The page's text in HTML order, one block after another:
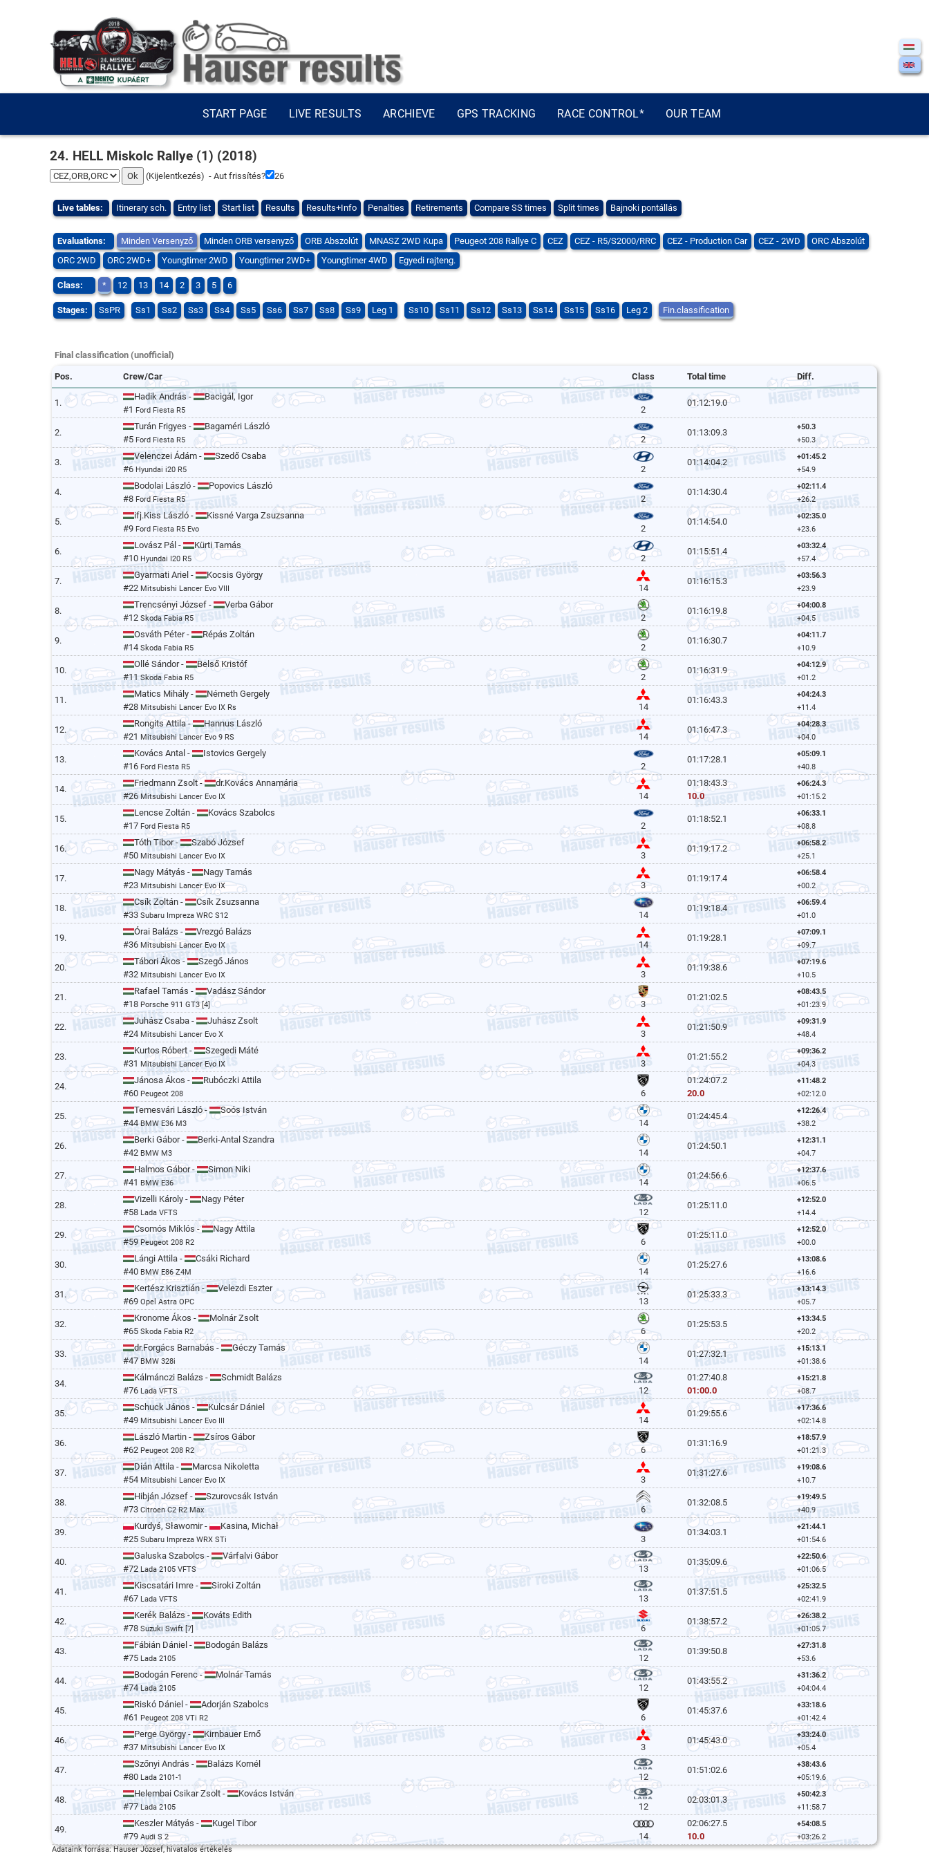
START PAGE LIVE RESULTS ARCHIEVE GPS TRACKING RACE CONTROL* OUR TEAM
24. HELL Miskolc Rallye (1) (2018)
(Kijelentkezés) - Aut frissítés? 25
Live tables: Itinerary sch. Entry list Start list Results Results+Info Penalties Retirements Compare SS times Split times Bajnoki pontállás
Evaluations: Minden Versenyző Minden ORB versenyző ORB Abszolút MNASZ 2WD Kupa Peugeot 208 Rallye C CEZ CEZ - R5/S2000/RRC CEZ - Production Car CEZ - 2WD
ORC Abszolút
ORC 2WD
ORC 2WD+ Youngtimer 2WD Youngtimer 2WD+ Youngtimer 4WD Egyedi rajteng.
Class: * 12 13 14 2 3 5 6
Stages: SsPR Ss1 Ss2 Ss3 Ss4 Ss5 Ss6 Ss7 Ss8 Ss9 Leg 1 Ss10 Ss11 Ss12 Ss13 Ss14 Ss15 Ss16 Leg 2 Fin.classification
Final classification (unofficial)
Pos. Crew/Car Class Total time Diff.
1.
Hadik András -
Bacigál, Igor
#1 Ford Fiesta R5 2
01:12:19.0
2.
Turán Frigyes -
Bagaméri László
#5 Ford Fiesta R5 2
01:13:09.3
+50.3
+50.3
3.
Velenczei Ádám -
Szedő Csaba
#6 Hyundai i20 R5 2
01:14:04.2
+01:45.2
+54.9
4.
Bodolai László -
Popovics László
#8 Ford Fiesta R5 2
01:14:30.4
+02:11.4
+26.2
5.
ifj.Kiss László -
Kissné Varga Zsuzsanna
#9 Ford Fiesta R5 Evo 2
01:14:54.0
+02:35.0
+23.6
6.
Lovász Pál -
Kürti Tamás
#10 Hyundai I20 R5 2
01:15:51.4
+03:32.4
+57.4
7.
Gyarmati Ariel -
Kocsis György
#22 Mitsubishi Lancer Evo VIII 14
01:16:15.3
+03:56.3
+23.9
8.
Trencsényi József -
Verba Gábor
#12 Skoda Fabia R5 2
01:16:19.8
+04:00.8
+04.5
9.
Osváth Péter -
Répás Zoltán
#14 Skoda Fabia R5 2
01:16:30.7
+04:11.7
+10.9
10.
Ollé Sándor -
Belső Kristóf
#11 Skoda Fabia R5 2
01:16:31.9
+04:12.9
+01.2
11.
Matics Mihály -
Németh Gergely
#28 Mitsubishi Lancer Evo IX Rs 14
01:16:43.3
+04:24.3
+11.4
12.
Rongits Attila -
Hannus László
#21 Mitsubishi Lancer Evo 9 RS 14
01:16:47.3
+04:28.3
+04.0
13.
Kovács Antal -
Istovics Gergely
#16 Ford Fiesta R5 2
01:17:28.1
+05:09.1
+40.8
14.
Friedmann Zsolt -
dr.Kovács Annamária
#26 Mitsubishi Lancer Evo IX 14
01:18:43.3
10.0
+06:24.3
+01:15.2
15.
Lencse Zoltán -
Kovács Szabolcs
#17 Ford Fiesta R5 2
01:18:52.1
+06:33.1
+08.8
16.
Tóth Tibor -
Szabó József
#50 Mitsubishi Lancer Evo IX 3
01:19:17.2
+06:58.2
+25.1
17.
Nagy Mátyás -
Nagy Tamás
#23 Mitsubishi Lancer Evo IX 3
01:19:17.4
+06:58.4
+00.2
18.
Csík Zoltán -
Csík Zsuzsanna
#33 Subaru Impreza WRC S12 14
01:19:18.4
+06:59.4
+01.0
19.
Órai Balázs -
Vrezgó Balázs
#36 Mitsubishi Lancer Evo IX 14
01:19:28.1
+07:09.1
+09.7
20.
Tábori Ákos -
Szegő János
#32 Mitsubishi Lancer Evo IX 3
01:19:38.6
+07:19.6
+10.5
21.
Rafael Tamás -
Vadász Sándor
#18 Porsche 911 GT3 [4] 3
01:21:02.5
+08:43.5
+01:23.9
22.
Juhász Csaba -
Juhász Zsolt
#24 Mitsubishi Lancer Evo X 3
01:21:50.9
+09:31.9
+48.4
23.
Kurtos Róbert -
Szegedi Máté
#31 Mitsubishi Lancer Evo IX 3
01:21:55.2
+09:36.2
+04.3
24.
Jánosa Ákos -
Rubóczki Attila
#60 Peugeot 208 6
01:24:07.2
20.0
+11:48.2
+02:12.0
25.
Temesvári László -
Soós István
#44BMW E36 M3 14
01:24:45.4
+12:26.4
+38.2
26.
Berki Gábor -
Berki-Antal Szandra
#42 BMW M3 14
01:24:50.1
+12:31.1
+04.7
27.
Halmos Gábor -
Simon Niki
#41 BMW E36 14
01:24:56.6
+12:37.6
+06.5
28.
Vizelli Károly -
Nagy Péter
#58 Lada VFTS 12
01:25:11.0
+12:52.0
+14.4
29.
Csomós Miklós -
Nagy Attila
#59 Peugeot 208 R2 6
01:25:11.0
+12:52.0
+00.0
30.
Lángi Attila -
Csáki Richard
#40 BMW E86 Z4M 14
01:25:27.6
+13:08.6
+16.6
31.
Kertész Krisztián -
Velezdi Eszter
#69 Opel Astra OPC 13
01:25:33.3
+13:14.3
+05.7
32.
Kronome Ákos -
Molnár Zsolt
#65 Skoda Fabia R2 6
01:25:53.5
+13:34.5
+20.2
33.
dr.Forgács Barnabás -
Géczy Tamás
#47 BMW 328i 14
01:27:32.1
+15:13.1
+01:38.6
34.
Kálmánczi Balázs -
Schmidt Balázs
#76 Lada VFTS 12
01:27:40.8
01:00.0
+15:21.8
+08.7
35.
Schuck János -
Kulcsár Dániel
#49 Mitsubishi Lancer Evo III 14
01:29:55.6
+17:36.6
+02:14.8
36.
László Martin -
Zsíros Gábor
#62 Peugeot 208 R2 6
01:31:16.9
+18:57.9
+01:21.3
37.
Dián Attila -
Marcsa Nikoletta
#54 Mitsubishi Lancer Evo IX 3
01:31:27.6
+19:08.6
+10.7
38.
Hibján József -
Szurovcsák István
#73 Citroen C2 R2 Max 6
01:32:08.5
+19:49.5
+40.9
39.
Kurdyś, Sławomir -
Kasina, Michał
#25 Subaru Impreza WRX STi 3
01:34:03.1
+21:44.1
+01:54.6
40.
Galuska Szabolcs -
Várfalvi Gábor
#72 Lada 2105 VFTS 13
01:35:09.6
+22:50.6
+01:06.5
41.
Kiscsatári Imre -
Siroki Zoltán
#67 Lada VFTS 13
01:37:51.5
+25:32.5
+02:41.9
42.
Kerék Balázs -
Kováts Edith
#78 Suzuki Swift [7] 6
01:38:57.2
+26:38.2
+01:05.7
43.
Fábián Dániel -
Bodogán Balázs
#75 Lada 2105 12
01:39:50.8
+27:31.8
+53.6
44.
Bodogán Ferenc -
Molnár Tamás
#74 Lada 2105 12
01:43:55.2
+31:36.2
+04:04.4
45.
Riskó Dániel -
Adorján Szabolcs
#61 Peugeot 208 VTi R2 6
01:45:37.6
+33:18.6
+01:42.4
46.
Perge György -
Kirnbauer Ernő
#37 Mitsubishi Lancer Evo IX 3
01:45:43.0
+33:24.0
+05.4
47.
Szőnyi András -
Balázs Kornél
#80 Lada 2101-1 12
01:51:02.6
+38:43.6
+05:19.6
48.
Helembai Csikar Zsolt -
Kovács István
#77 Lada 2105 12
02:03:01.3
+50:42.3
+11:58.7
49.
Keszler Mátyás -
Kugel Tibor
#79 Audi S 2 14
02:06:27.5
10.0
+54:08.5
+03:26.2
Adataink forrása: Hauser József, hivatalos értékelés